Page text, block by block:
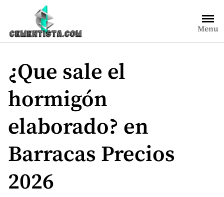
contenido
Menu
¿Que sale el
hormigón
elaborado? en
Barracas Precios
2026